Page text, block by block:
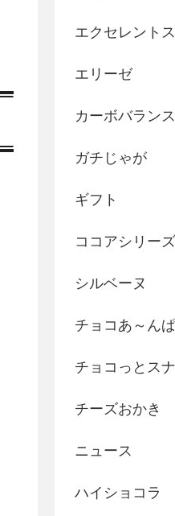
エクセレント
エリーゼ
カーボバランス
ガチじゃが
ギフト
ココアシリーズ
シルベーヌ
チョコあ～ん
チョコっとス
チーズおかき
ニュース
ハイショコラ